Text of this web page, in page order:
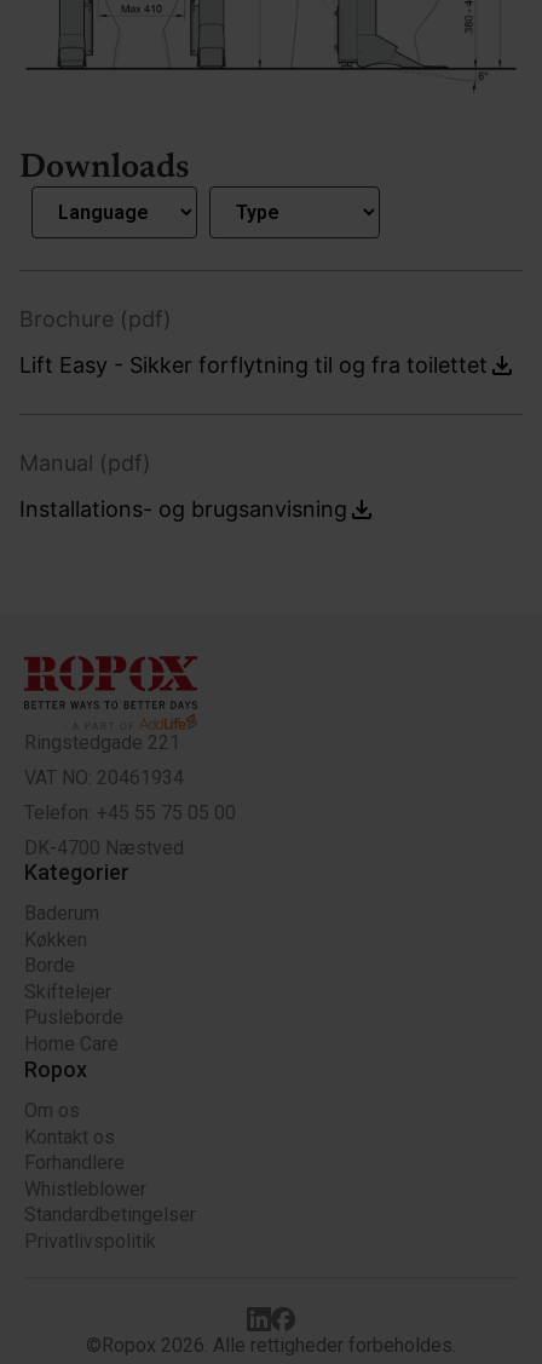
Downloads
Brochure (pdf)
Lift Easy - Sikker forflytning til og fra toilettet
Manual (pdf)
Installations- og brugsanvisning
Ringstedgade 221
VAT NO: 20461934
Telefon: +45 55 75 05 00
DK-4700 Næstved
Kategorier
Baderum
Køkken
Borde
Skiftelejer
Pusleborde
Home Care
Ropox
Om os
Kontakt os
Forhandlere
Whistleblower
Standardbetingelser
Privatlivspolitik
©Ropox 2026. Alle rettigheder forbeholdes.